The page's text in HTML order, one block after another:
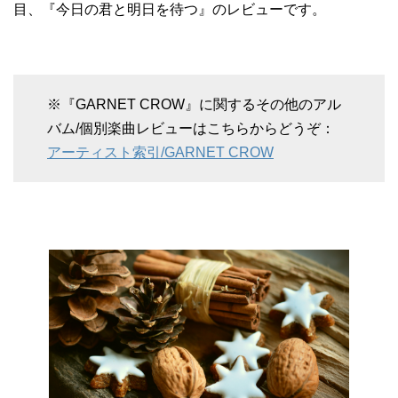
目、『今日の君と明日を待つ』のレビューです。
※『GARNET CROW』に関するその他のアル
バム/個別楽曲レビューはこちらからどうぞ：
アーティスト索引/GARNET CROW